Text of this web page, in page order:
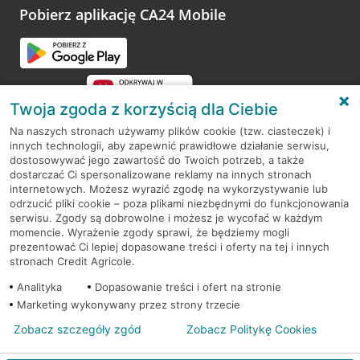
opinie.
Pobierz aplikację CA24 Mobile
RODO
Regulamin serwisu
Mapa serwisu
PolitykaCookies
© 2026 Credit Agricole Bank Polska S.A. Wszelkie prawa zastrzeżone
Twoja zgoda z korzyścią dla Ciebie
Na naszych stronach używamy plików cookie (tzw. ciasteczek) i
innych technologii, aby zapewnić prawidłowe działanie serwisu,
dostosowywać jego zawartość do Twoich potrzeb, a także
dostarczać Ci spersonalizowane reklamy na innych stronach
internetowych. Możesz wyrazić zgodę na wykorzystywanie lub
odrzucić pliki cookie – poza plikami niezbędnymi do funkcjonowania
serwisu. Zgody są dobrowolne i możesz je wycofać w każdym
momencie. Wyrażenie zgody sprawi, że będziemy mogli
prezentować Ci lepiej dopasowane treści i oferty na tej i innych
stronach Credit Agricole.
Analityka
Dopasowanie treści i ofert na stronie
Marketing wykonywany przez strony trzecie
Zobacz szczegóły zgód Zobacz Politykę Cookies